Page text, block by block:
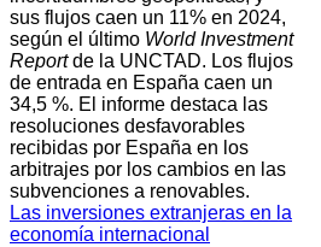
sus flujos caen un 11% en 2024,
según el último World Investment
Reportde la UNCTAD. Los flujos
de entrada en España caen un
34,5 %. El informe destaca las
resoluciones desfavorables
recibidas por España en los
arbitrajes por los cambios en las
subvenciones a renovables.
Las inversiones extranjeras en la
economía internacional